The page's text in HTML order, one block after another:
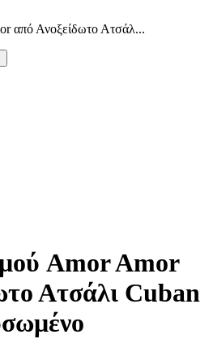
από Ανοξείδωτο Ατσάλ...
Amor Amor
Ατσάλι Cuban